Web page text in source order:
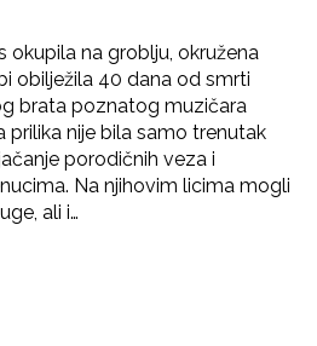
okupila na groblju, okružena
obilježila 40 dana od smrti
brata poznatog muzičara
prilika nije bila samo trenutak
porodičnih veza i
Na njihovim licima mogli
ali i…